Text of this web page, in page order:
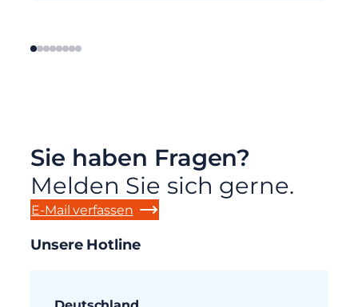
Sie haben Fragen?
Melden Sie sich gerne.
E-Mail verfassen
Unsere Hotline